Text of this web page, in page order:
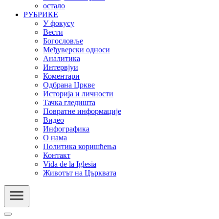
остало
РУБРИКЕ
У фокусу
Вести
Богословље
Међуверски односи
Аналитика
Интервјуи
Коментари
Одбрана Цркве
Историја и личности
Тачка гледишта
Повратне информације
Видео
Инфографика
О нама
Политика коришћења
Контакт
Vida de la Iglesia
Животът на Църквата